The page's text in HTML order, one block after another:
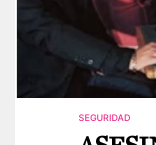
SEGURIDAD